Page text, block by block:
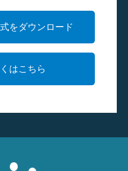
をダウンロード
はこちら